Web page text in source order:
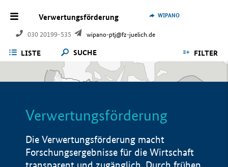
Verwertungsförderung
030 20199-535 wipano-ptj@fz-juelich.de
WIPANO
LISTE SUCHE FILTER
Verwertungsförderung
Die Verwertungsförderung macht
Forschungsergebnisse für die Wirtschaft